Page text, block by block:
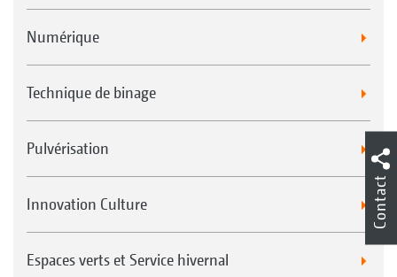
Numérique
Technique de binage
Pulvérisation
Innovation Culture
Espaces verts et Service hivernal
Contact